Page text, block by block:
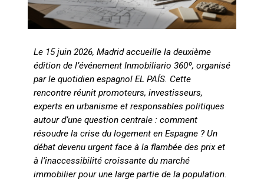
Le 15 juin 2026, Madrid accueille la deuxième
édition de l’événement Inmobiliario 360º, organisé
par le quotidien espagnol EL PAÍS. Cette
rencontre réunit promoteurs, investisseurs,
experts en urbanisme et responsables politiques
autour d’une question centrale : comment
résoudre la crise du logement en Espagne ? Un
débat devenu urgent face à la flambée des prix et
à l’inaccessibilité croissante du marché
immobilier pour une large partie de la population.